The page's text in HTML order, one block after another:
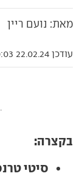
מאת: נועם ריין
עודכן 22.02.24 20:03
בקצרה:
סיטי